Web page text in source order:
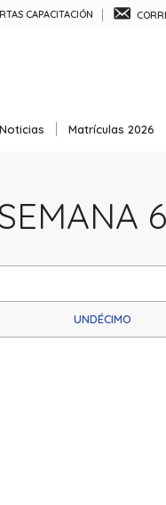
CAPACITACIÓN
Noticias Matrículas 2026
6
UNDÉCIMO